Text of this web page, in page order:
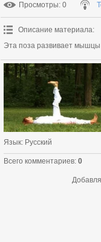
Просмотры: 0
Описание материала:
Эта поза развивает мышцы
Язык: Русский
Всего комментариев: 0